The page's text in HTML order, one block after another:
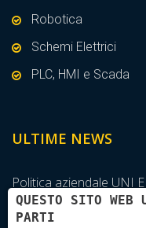
Robotica
Schemi Elettrici
PLC, HMI e Scada
ULTIME NEWS
Politica aziendale UNI
Gestione della
QUESTO SITO
PARTI